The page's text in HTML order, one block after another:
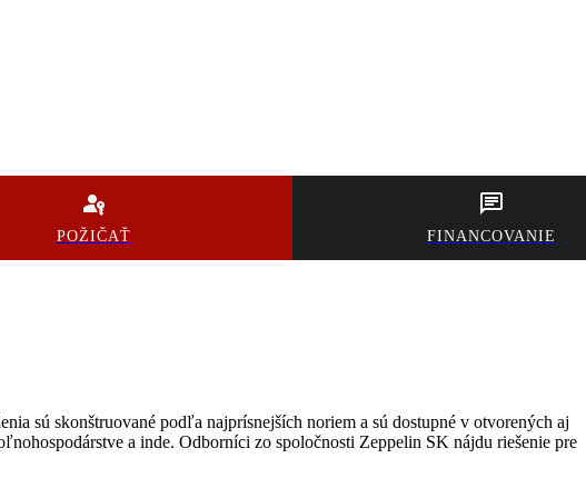
POŽIČAŤ FINANCOVANIE
sú skonštruované podľa najprísnejších noriem a sú dostupné v otvorených aj
a inde. Odborníci zo spoločnosti Zeppelin SK nájdu riešenie pre